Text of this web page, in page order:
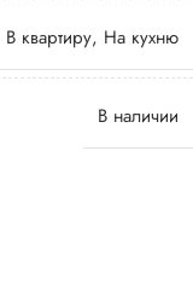
В квартиру, На кухню
В наличии